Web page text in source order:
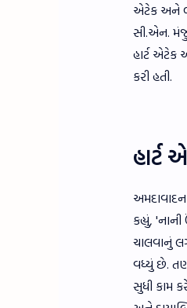
એટેક અને
સી.એન.
હાર્ટ એટેક
કરી હતી.
કહ્યું,
ચાલવાનું
વધ્યું છે.
સુધી કામ